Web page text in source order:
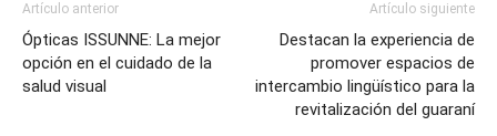
Artículo anterior
Ópticas ISSUNNE: La mejor
opción en el cuidado de la
salud visual
Artículo siguiente
Destacan la experiencia de
promover espacios de
intercambio lingüístico para la
revitalización del guaraní